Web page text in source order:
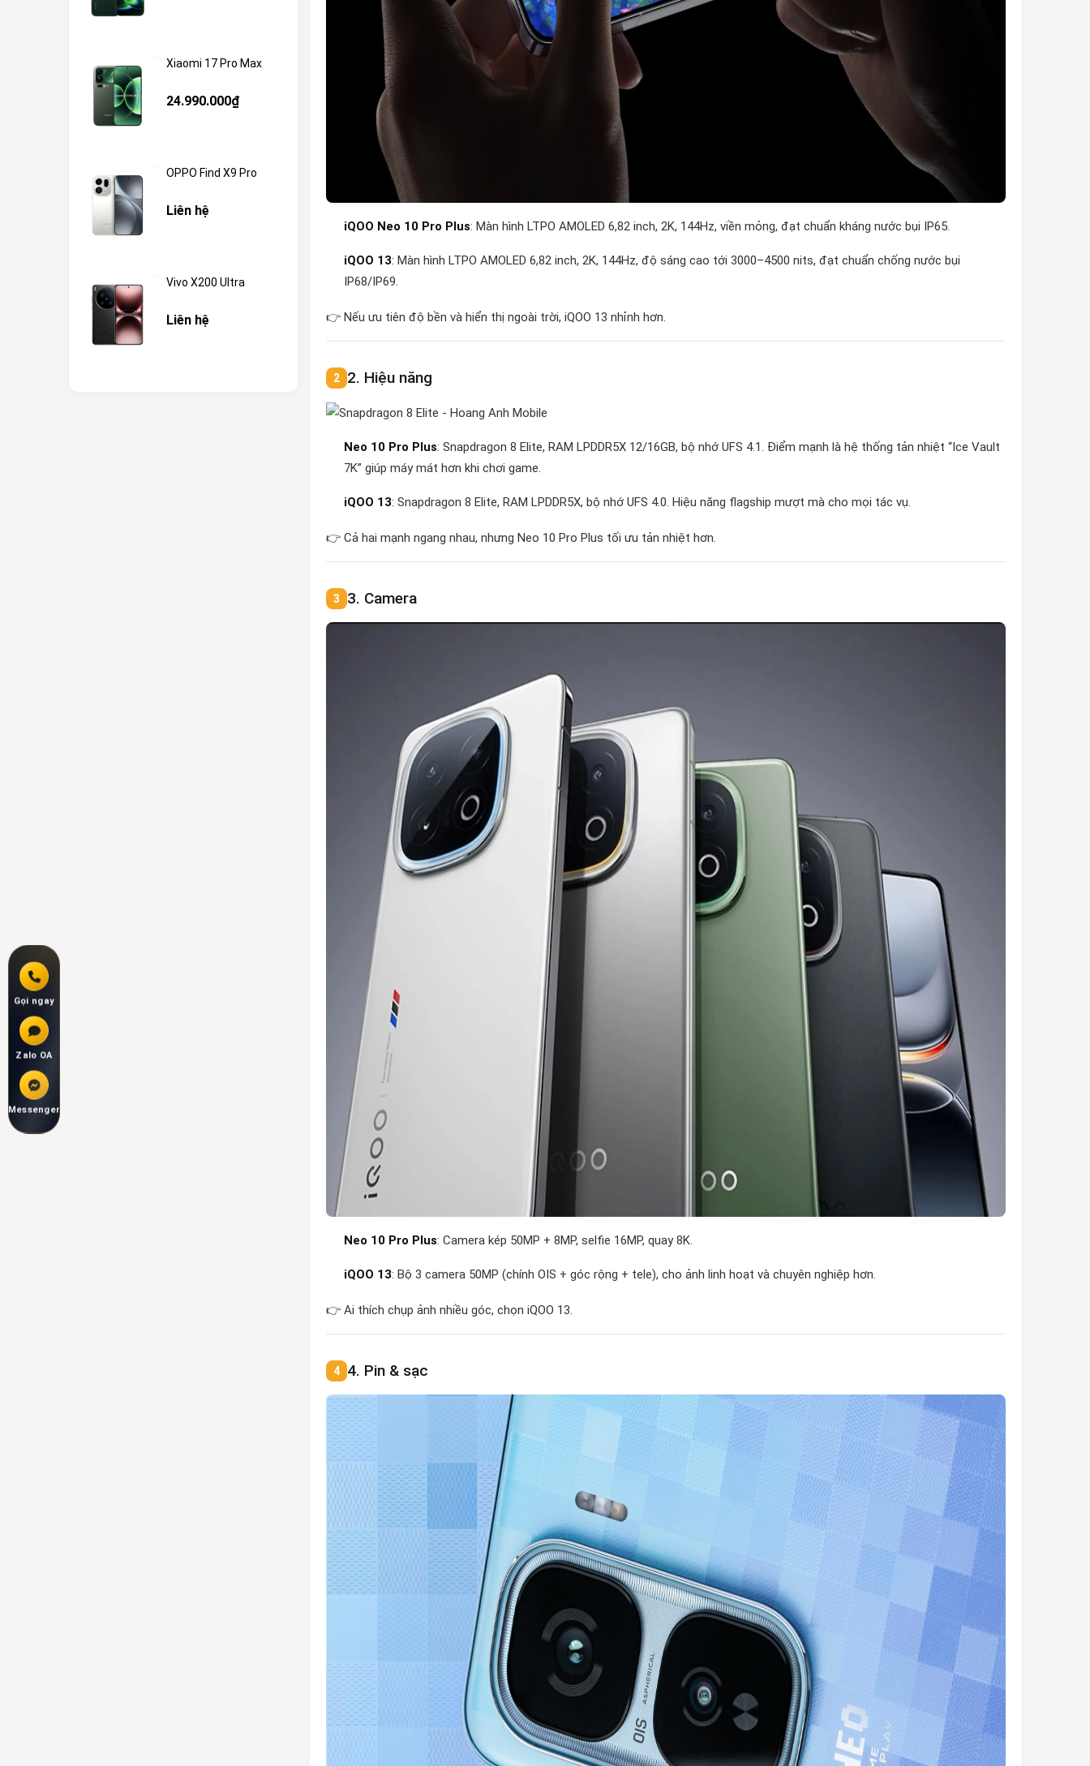
iQOO Neo 10 Pro Plus: Màn hình LTPO AMOLED 6,82 inch, 2K, 144Hz, viền mỏng, đạt chuẩn kháng nước bụi IP65.
iQOO 13: Màn hình LTPO AMOLED 6,82 inch, 2K, 144Hz, độ sáng cao tới 3000–4500 nits, đạt chuẩn chống nước bụi
IP68/IP69.
👉 Nếu ưu tiên độ bền và hiển thị ngoài trời, iQOO 13 nhỉnh hơn.
2. Hiệu năng
Neo 10 Pro Plus: Snapdragon 8 Elite, RAM LPDDR5X 12/16GB, bộ nhớ UFS 4.1. Điểm mạnh là hệ thống tản nhiệt “Ice Vault
7K” giúp máy mát hơn khi chơi game.
iQOO 13: Snapdragon 8 Elite, RAM LPDDR5X, bộ nhớ UFS 4.0. Hiệu năng flagship mượt mà cho mọi tác vụ.
👉 Cả hai mạnh ngang nhau, nhưng Neo 10 Pro Plus tối ưu tản nhiệt hơn.
3. Camera
Neo 10 Pro Plus: Camera kép 50MP + 8MP, selfie 16MP, quay 8K.
iQOO 13: Bộ 3 camera 50MP (chính OIS + góc rộng + tele), cho ảnh linh hoạt và chuyên nghiệp hơn.
👉 Ai thích chụp ảnh nhiều góc, chọn iQOO 13.
4. Pin & sạc
Xiaomi 17 Pro Max
24.990.000₫
OPPO Find X9 Pro
Liên hệ
Vivo X200 Ultra
Liên hệ
Gọi ngay
Zalo OA
Messenger